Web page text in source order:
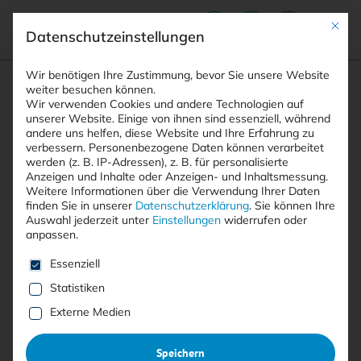
Suchfeld
Suchen
Breadcrumb-Navigation
STARTSEITE
ARTIKEL
NORDKOREANISCHE NPM-MALWARE TARNT …
Inhaltsverzeichnis
Free
Nordkoreanische npm-
Mit
Datenschutzeinstellungen
Wir benötigen Ihre Zustimmung, bevor Sie unsere Website
weiter besuchen können.
Wir verwenden Cookies und andere Technologien auf
unserer Website. Einige von ihnen sind essenziell, während
andere uns helfen, diese Website und Ihre Erfahrung zu
verbessern. Personenbezogene Daten können verarbeitet
werden (z. B. IP-Adressen), z. B. für personalisierte
Anzeigen und Inhalte oder Anzeigen- und Inhaltsmessung.
Weitere Informationen über die Verwendung Ihrer Daten
finden Sie in unserer Datenschutzerklärung. Sie können Ihre
Auswahl jederzeit unter Einstellungen widerrufen oder
anpassen.
Es folgt eine Liste der Service-Gruppen, für die eine
Essenziell
Statistiken
Externe Medien
Speichern